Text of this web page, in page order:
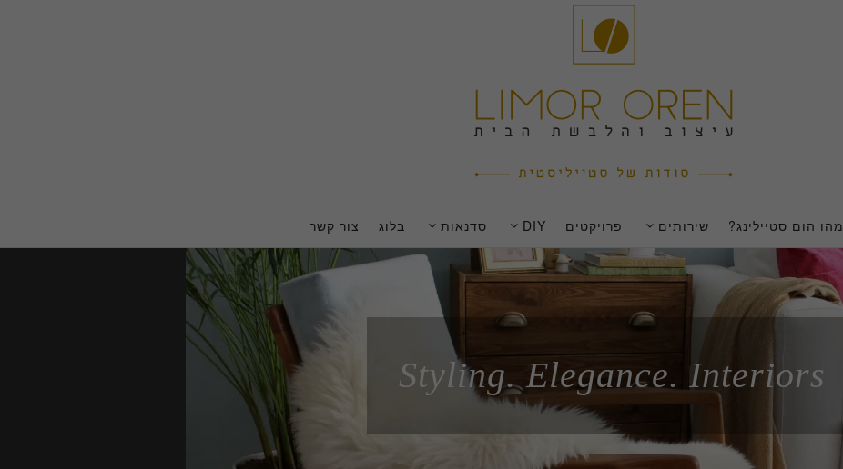
מהו הום סטיילינג? שירותים פרויקטים DIY סדנאות בלוג צור קשר
Styling. Elegance. Interiors